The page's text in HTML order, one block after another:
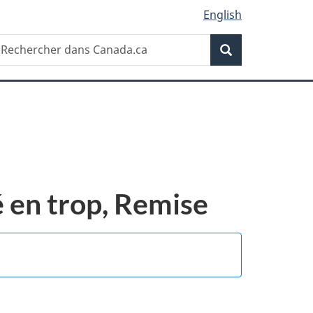
English
Recherche
en trop, Remise